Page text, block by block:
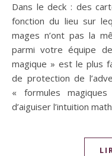
Dans le deck : des
fonction du lieu sur
mages n’ont pas la
parmi votre équipe
magique » est le plus
de protection de
« formules
d’aiguiser l’intuition